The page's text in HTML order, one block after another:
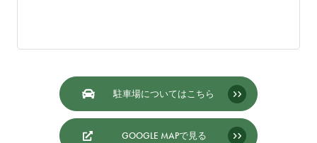
駐車場についてはこちら
GOOGLE MAPで見る